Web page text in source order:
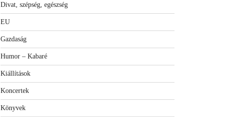
Divat, szépség, egészség
EU
Gazdaság
Humor – Kabaré
Kiállítások
Koncertek
Könyvek